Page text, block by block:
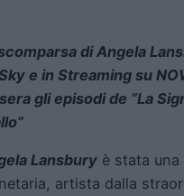
di Angela
e in Streaming su
gli episodi de “La
Lansbury è stata una
artista dalla